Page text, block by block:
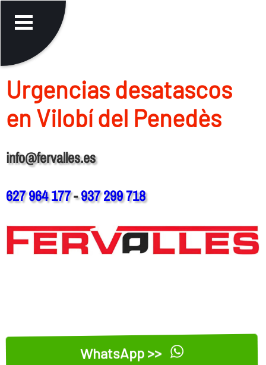
Urgencias desatascos
en Vilobí del Penedès
info@fervalles.es
627 964 177-937 299 718
WhatsApp >>